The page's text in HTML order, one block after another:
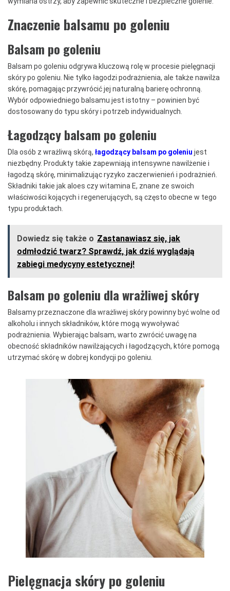
Znaczenie balsamu po goleniu
Balsam po goleniu
Balsam po goleniu odgrywa kluczową rolę w procesie pielęgnacji
skóry po goleniu. Nie tylko łagodzi podrażnienia, ale także nawilża
skórę, pomagając przywrócić jej naturalną barierę ochronną.
Wybór odpowiedniego balsamu jest istotny – powinien być
dostosowany do typu skóry i potrzeb indywidualnych.
Łagodzący balsam po goleniu
Dla osób z wrażliwą skórą, łagodzący balsam po goleniu jest
niezbędny. Produkty takie zapewniają intensywne nawilżenie i
łagodzą skórę, minimalizując ryzyko zaczerwienień i podrażnień.
Składniki takie jak aloes czy witamina E, znane ze swoich
właściwości kojących i regenerujących, są często obecne w tego
typu produktach.
Dowiedz się także o Zastanawiasz się, jak
odmłodzić twarz? Sprawdź, jak dziś wyglądają
zabiegi medycyny estetycznej!
Balsam po goleniu dla wrażliwej skóry
Balsamy przeznaczone dla wrażliwej skóry powinny być wolne od
alkoholu i innych składników, które mogą wywoływać
podrażnienia. Wybierając balsam, warto zwrócić uwagę na
obecność składników nawilżających i łagodzących, które pomogą
utrzymać skórę w dobrej kondycji po goleniu.
Pielęgnacja skóry po goleniu